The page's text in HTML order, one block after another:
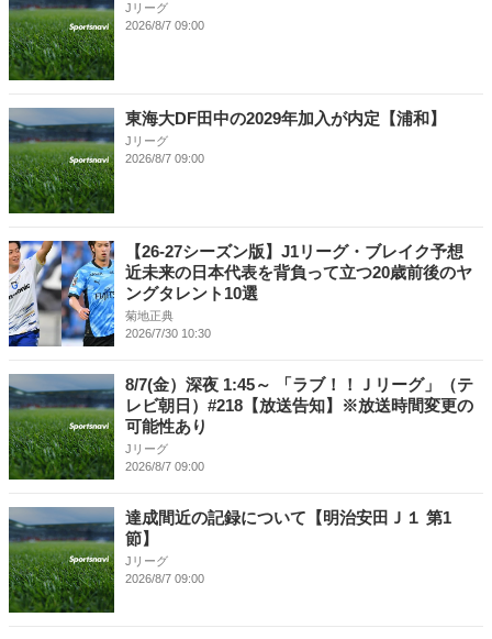
Jリーグ
2026/8/7 09:00
東海大DF田中の2029年加入が内定【浦和】
Jリーグ
2026/8/7 09:00
【26-27シーズン版】J1リーグ・ブレイク予想
近未来の日本代表を背負って立つ20歳前後のヤ
ングタレント10選
菊地正典
2026/7/30 10:30
8/7(金）深夜 1:45～ 「ラブ！！Ｊリーグ」（テ
レビ朝日）#218【放送告知】※放送時間変更の
可能性あり
Jリーグ
2026/8/7 09:00
達成間近の記録について【明治安田Ｊ１ 第1
節】
Jリーグ
2026/8/7 09:00